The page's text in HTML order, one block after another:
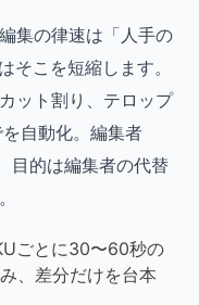
集の律速は「人手の
そこを短縮します。
ット割り、テロップ
自動化。編集者
目的は編集者の代替
ごとに30〜60秒の
、差分だけを台本